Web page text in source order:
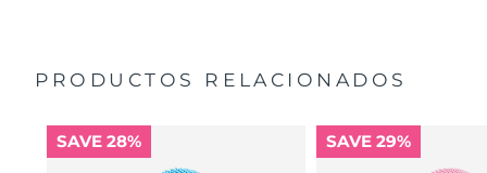
PRODUCTOS RELACIONADOS
SAVE 28% SAVE 29%